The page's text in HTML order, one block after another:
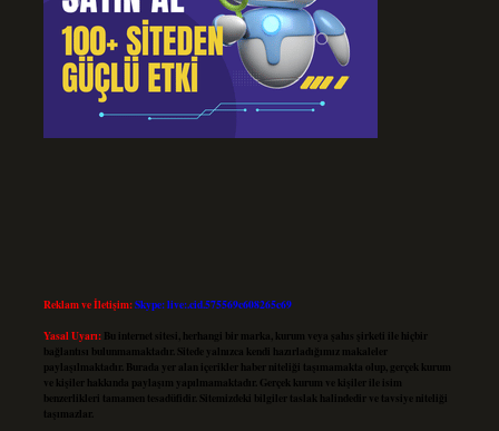
Reklam ve İletişim:Skype: live:.cid.575569c608265c69
Yasal Uyarı: Bu internet sitesi, herhangi bir marka, kurum veya şahıs şirketi ile hiçbir
bağlantısı bulunmamaktadır. Sitede yalnızca kendi hazırladığımız makaleler
paylaşılmaktadır. Burada yer alan içerikler haber niteliği taşımamakta olup, gerçek kurum
ve kişiler hakkında paylaşım yapılmamaktadır. Gerçek kurum ve kişiler ile isim
benzerlikleri tamamen tesadüfidir. Sitemizdeki bilgiler taslak halindedir ve tavsiye niteliği
taşımazlar.